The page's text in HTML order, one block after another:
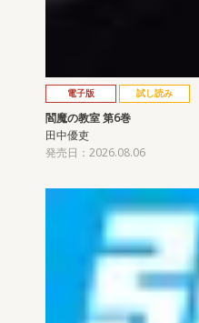
電子版 試し読み
閻魔の教室 第6巻
田中優吏
発売日：2026.08.06